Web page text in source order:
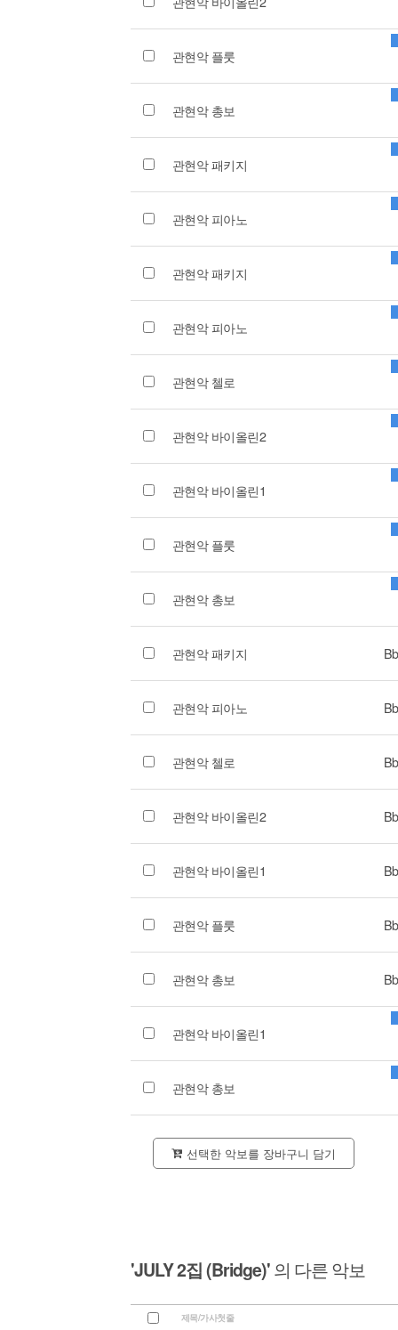
관현악 플룻
관현악 총보
관현악 패키지
관현악 피아노
관현악 패키지
관현악 피아노
관현악 첼로
관현악 바이올린2
관현악 바이올린1
관현악 플룻
관현악 총보
관현악 패키지
관현악 피아노
관현악 첼로
관현악 바이올린2
관현악 바이올린1
관현악 플룻
관현악 총보
관현악 바이올린1
관현악 총보
선택한 악보를 장바구니 담기
'JULY 2집 (Bridge)'의 다른 악보
제목/가사첫줄